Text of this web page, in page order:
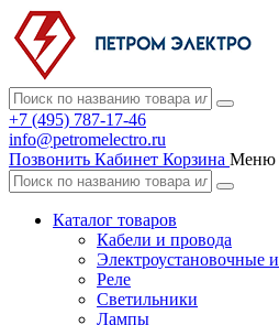
+7 (495) 787-17-46
info@petromelectro.ru
Позвонить Кабинет Корзина Меню
Каталог товаров
Кабели и провода
Электроустановочные
Реле
Светильники
Лампы